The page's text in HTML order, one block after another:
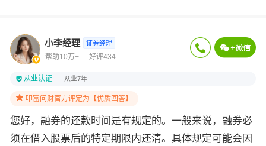
小李经理 证券经理
帮助10万+ 好评434
从业认证 从业7年
叩富问财官方评定为【优质回答】
您好， 融券的还款时间是有规定的。一般来说，融券必
须在借入股票后的特定期限内还清。具体规定可能会因